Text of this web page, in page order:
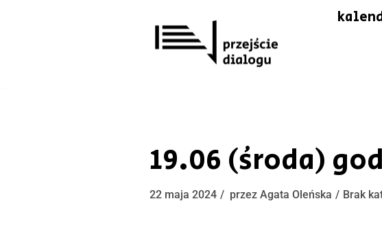
19.06 (środa)
22 maja 2024 przez Agata Oleńska Brak